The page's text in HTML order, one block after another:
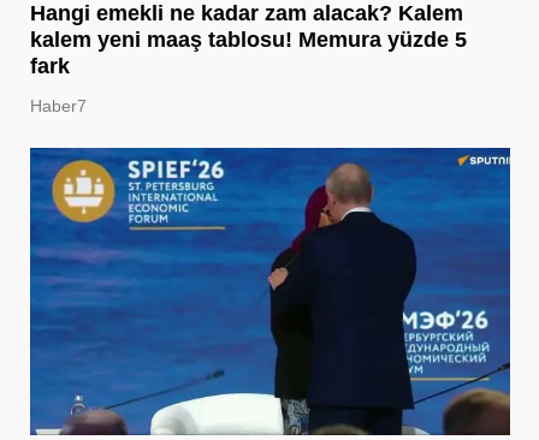
Hangi emekli ne kadar zam alacak? Kalem
kalem yeni maaş tablosu! Memura yüzde 5
fark
Haber7